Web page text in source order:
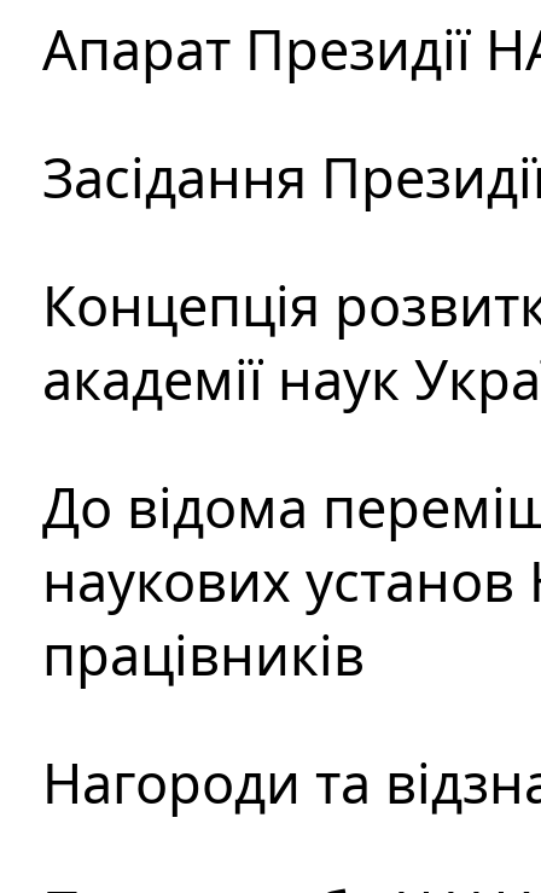
Апарат Президії
Засідання
Концепція
академії наук
До відома
наукових установ
працівників
Нагороди та